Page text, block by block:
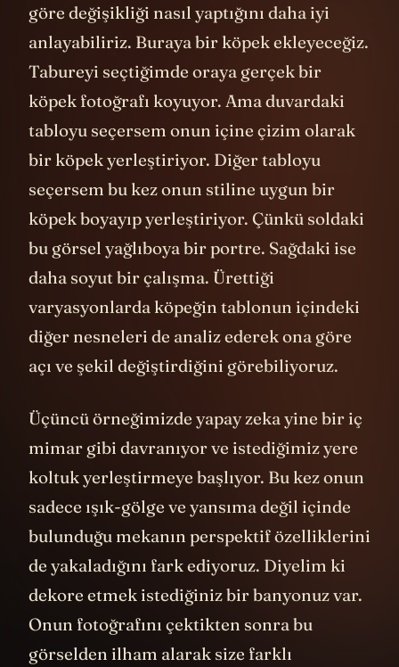
göre değişikliği nasıl yaptığını daha iyi
anlayabiliriz. Buraya bir köpek ekleyeceğiz.
Tabureyi seçtiğimde oraya gerçek bir
köpek fotoğrafı koyuyor. Ama duvardaki
tabloyu seçersem onun içine çizim olarak
bir köpek yerleştiriyor. Diğer tabloyu
seçersem bu kez onun stiline uygun bir
köpek boyayıp yerleştiriyor. Çünkü soldaki
bu görsel yağlıboya bir portre. Sağdaki ise
daha soyut bir çalışma. Ürettiği
varyasyonlarda köpeğin tablonun içindeki
diğer nesneleri de analiz ederek ona göre
açı ve şekil değiştirdiğini görebiliyoruz.
Üçüncü örneğimizde yapay zeka yine bir iç
mimar gibi davranıyor ve istediğimiz yere
koltuk yerleştirmeye başlıyor. Bu kez onun
sadece ışık-gölge ve yansıma değil içinde
bulunduğu mekanın perspektif özelliklerini
de yakaladığını fark ediyoruz. Diyelim ki
dekore etmek istediğiniz bir banyonuz var.
Onun fotoğrafını çektikten sonra bu
görselden ilham alarak size farklı